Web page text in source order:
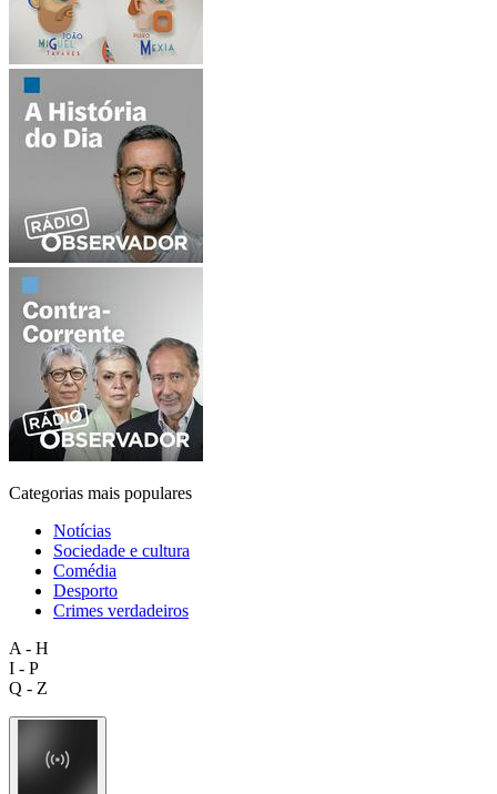
Categorias mais populares
Notícias
Sociedade e cultura
Comédia
Desporto
Crimes verdadeiros
A - H
I - P
Q - Z